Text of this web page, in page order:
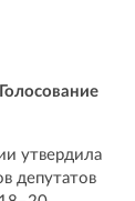
утвердила
депутатов